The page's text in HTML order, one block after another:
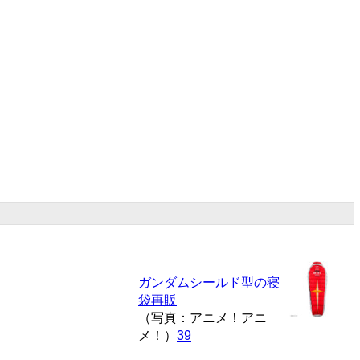
ガンダムシールド型の寝
袋再販
（写真：アニメ！アニ
メ！） 39